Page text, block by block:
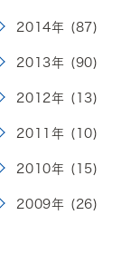
2014年 (87)
2013年 (90)
2012年 (13)
2011年 (10)
2010年 (15)
2009年 (26)